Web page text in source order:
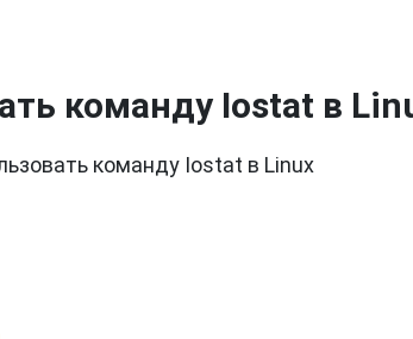
команду Iostat в
команду Iostat в Linux